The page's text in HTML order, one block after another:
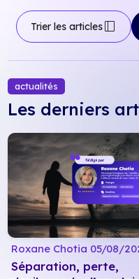
Trier les articlesdock_to_right
actualités
Les derniers
Roxane Chotia 05/08/
Séparation, perte,